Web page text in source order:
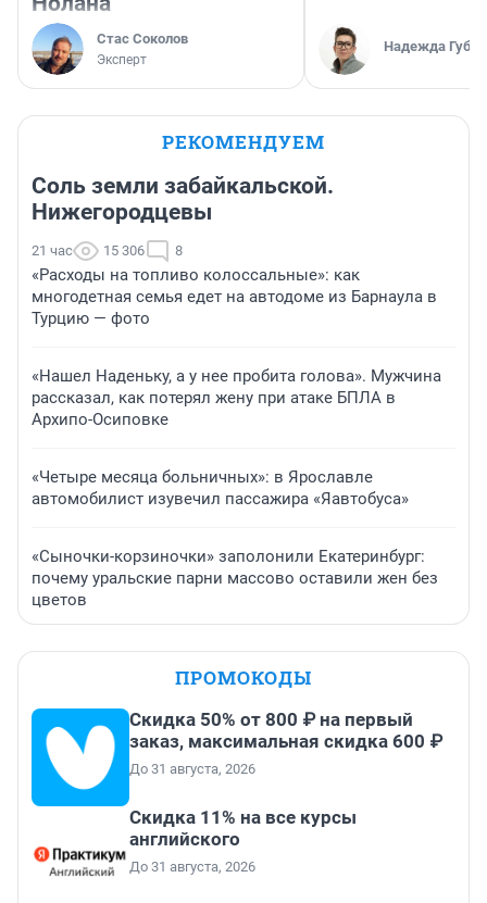
Стас Соколов
Эксперт
Надежда
РЕКОМЕНДУЕМ
Соль земли забайкальской.
Нижегородцевы
21 час 15 306 8
«Расходы на топливо колоссальные»: как
многодетная семья едет на автодоме из Барнаула в
Турцию — фото
«Нашел Наденьку, а у нее пробита голова». Мужчина
рассказал, как потерял жену при атаке БПЛА в
Архипо-Осиповке
«Четыре месяца больничных»: в Ярославле
автомобилист изувечил пассажира «Яавтобуса»
«Сыночки-корзиночки» заполонили Екатеринбург:
почему уральские парни массово оставили жен без
цветов
ПРОМОКОДЫ
Скидка 50% от 800 ₽ на первый
заказ, максимальная скидка 600 ₽
До 31 августа, 2026
Скидка 11% на все курсы
английского
До 31 августа, 2026